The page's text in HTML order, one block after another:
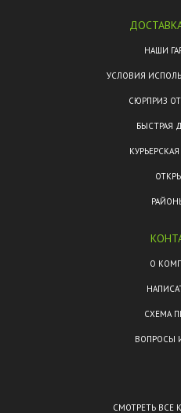
НАШИ
УСЛОВИЯ
СЮРПРИЗ
БЫСТРАЯ
О
СХЕМА
ВОПРОСЫ
СМОТРЕТЬ ВСЕ